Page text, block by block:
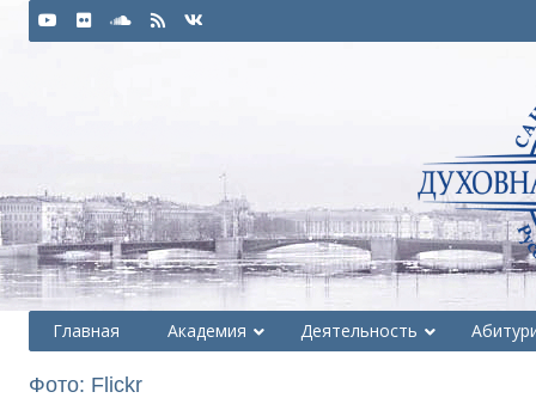
Главная Академия Деятельность
Фото: Flickr